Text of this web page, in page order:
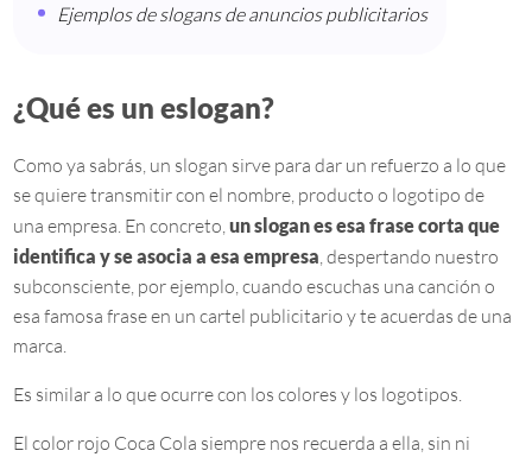
Ejemplos de slogans de anuncios publicitarios
¿Qué es un eslogan?
Como ya sabrás, un slogan sirve para dar un refuerzo a lo que
se quiere transmitir con el nombre, producto o logotipo de
una empresa. En concreto,un slogan es esa frase corta que
identifica y se asocia a esa empresa, despertando nuestro
subconsciente, por ejemplo, cuando escuchas una canción o
esa famosa frase en un cartel publicitario y te acuerdas de una
marca.
Es similar a lo que ocurre con los colores y los logotipos.
El color rojo Coca Cola siempre nos recuerda a ella, sin ni